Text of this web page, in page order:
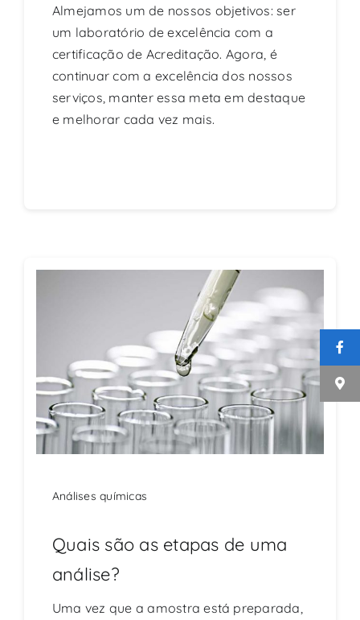
Almejamos um de nossos objetivos: ser
um laboratório de excelência com a
certificação de Acreditação. Agora, é
continuar com a excelência dos nossos
serviços, manter essa meta em destaque
e melhorar cada vez mais.
Análises químicas
Quais são as etapas de uma
análise?
Uma vez que a amostra está preparada,